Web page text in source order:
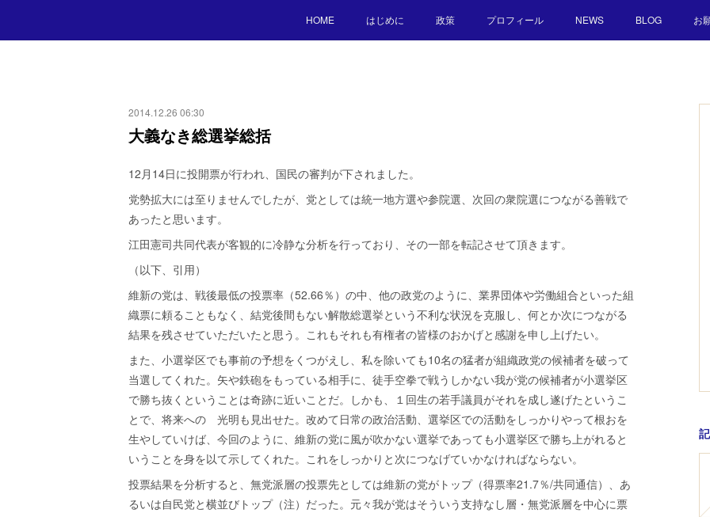
HOME はじめに 政策 プロフィール NEWS BLOG お
2014.12.26 06:30
大義なき総選挙総括
12月14日に投開票が行われ、国民の審判が下されました。
党勢拡大には至りませんでしたが、党としては統一地方選や参院選、次回の衆院選につながる善戦で
あったと思います。
江田憲司共同代表が客観的に冷静な分析を行っており、その一部を転記させて頂きます。
（以下、引用）
維新の党は、戦後最低の投票率（52.66％）の中、他の政党のように、業界団体や労働組合といった組
織票に頼ることもなく、結党後間もない解散総選挙という不利な状況を克服し、何とか次につながる
結果を残させていただいたと思う。これもそれも有権者の皆様のおかげと感謝を申し上げたい。
また、小選挙区でも事前の予想をくつがえし、私を除いても10名の猛者が組織政党の候補者を破って
当選してくれた。矢や鉄砲をもっている相手に、徒手空拳で戦うしかない我が党の候補者が小選挙区
で勝ち抜くということは奇跡に近いことだ。しかも、１回生の若手議員がそれを成し遂げたというこ
とで、将来への 光明も見出せた。改めて日常の政治活動、選挙区での活動をしっかりやって根おを
生やしていけば、今回のように、維新の党に風が吹かない選挙であっても小選挙区で勝ち上がれると
いうことを身を以て示してくれた。これをしっかりと次につなげていかなければならない。
投票結果を分析すると、無党派層の投票先としては維新の党がトップ（得票率21.7％/共同通信）、あ
るいは自民党と横並びトップ（注）だった。元々我が党はそういう支持なし層・無党派層を中心に票